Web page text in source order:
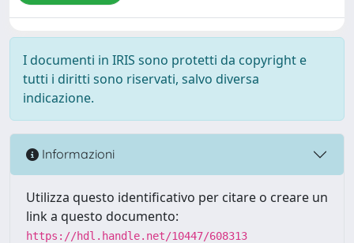
I documenti in IRIS sono protetti da copyright e
tutti i diritti sono riservati, salvo diversa
indicazione.
Informazioni
Utilizza questo identificativo per citare o creare un
link a questo documento:
https://hdl.handle.net/10447/608313